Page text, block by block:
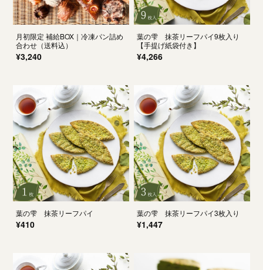
月初限定 補給BOX｜冷凍パン詰め
合わせ（送料込）
¥3,240
葉の雫 抹茶リーフパイ9枚入り
【手提げ紙袋付き】
¥4,266
葉の雫 抹茶リーフパイ
¥410
葉の雫 抹茶リーフパイ3枚入り
¥1,447